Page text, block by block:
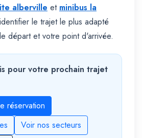
alberville et minibus la
le trajet le plus adapté
départ et votre point d'arrivée.
pour votre prochain trajet
réservation
Voir nos secteurs